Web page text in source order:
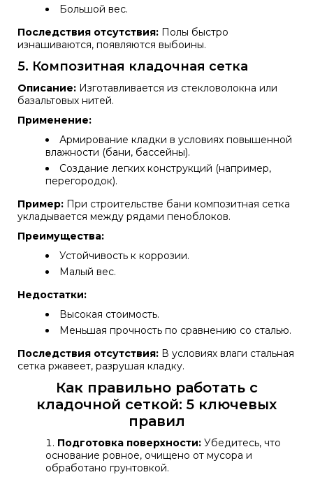
Большой вес.
Последствия отсутствия: Полы быстро
изнашиваются, появляются выбоины.
5. Композитная кладочная сетка
Описание: Изготавливается из стекловолокна или
базальтовых нитей.
Применение:
Армирование кладки в условиях повышенной
влажности (бани, бассейны).
Создание легких конструкций (например,
перегородок).
Пример: При строительстве бани композитная сетка
укладывается между рядами пеноблоков.
Преимущества:
Устойчивость к коррозии.
Малый вес.
Недостатки:
Высокая стоимость.
Меньшая прочность по сравнению со сталью.
Последствия отсутствия: В условиях влаги стальная
сетка ржавеет, разрушая кладку.
Как правильно работать с
кладочной сеткой: 5 ключевых
правил
Подготовка поверхности: Убедитесь, что
основание ровное, очищено от мусора и
обработано грунтовкой.